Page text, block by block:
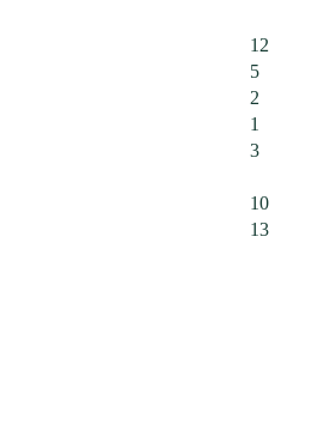
12
5
2
1
3
10
13